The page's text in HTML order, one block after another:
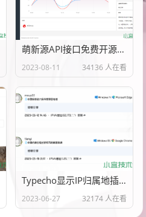
萌新源API接口免费开源管理程序源码
2023-08-11 34136 人在看
Typecho显示IP归属地插件
2023-06-27 32174 人在看